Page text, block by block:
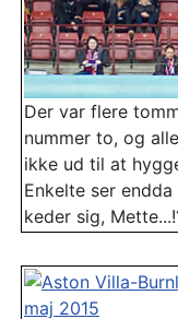
Der var flere
nummer to, og
ikke ud til at
Enkelte ser
keder sig,